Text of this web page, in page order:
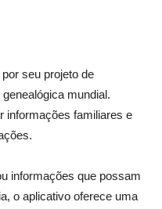
seu projeto de
mundial.
informações familiares e
informações que possam
o aplicativo oferece uma